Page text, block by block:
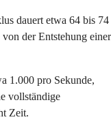
dauert etwa 64 bis 74
der Entstehung einer
1.000 pro Sekunde,
vollständige
Zeit.